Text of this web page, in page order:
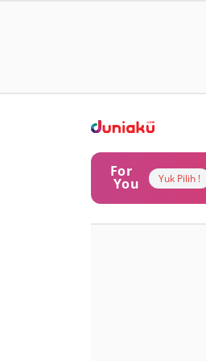
For
You Yuk Pilih !